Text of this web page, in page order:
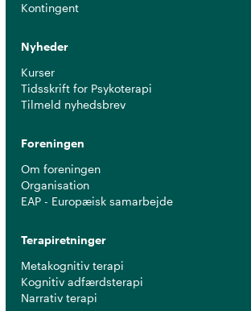
Kontingent
Nyheder
Kurser
Tidsskrift for Psykoterapi
Tilmeld nyhedsbrev
Foreningen
Om foreningen
Organisation
EAP - Europæisk samarbejde
Terapiretninger
Metakognitiv terapi
Kognitiv adfærdsterapi
Narrativ terapi